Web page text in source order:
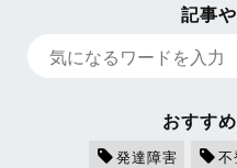
記事
おすす
発達障害 不